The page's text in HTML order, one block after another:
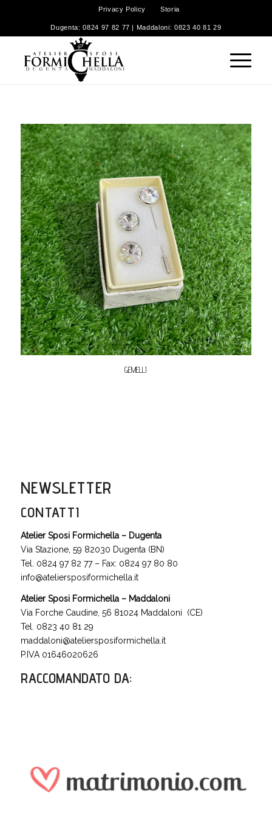
Privacy Policy Storia
Dugenta: 0824 97 82 77 | Maddaloni: 0823 40 81 29
GEMELLI
NEWSLETTER
CONTATTI
Atelier Sposi Formichella – Dugenta
Via Stazione, 59 82030 Dugenta (BN)
Tel. 0824 97 82 77 – Fax: 0824 97 80 80
info@ateliersposiformichella.it
Atelier Sposi Formichella – Maddaloni
Via Forche Caudine, 56 81024 Maddaloni (CE)
Tel. 0823 40 81 29
maddaloni@ateliersposiformichella.it
P.IVA 01646020626
RACCOMANDATO DA: